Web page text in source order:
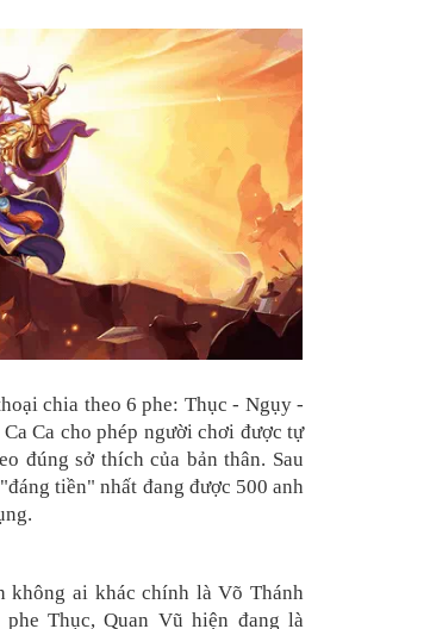
chia theo 6 phe: Thục - Ngụy -
Ca cho phép người chơi được tự
đúng sở thích của bản thân. Sau
tiền" nhất đang được 500 anh
không ai khác chính là Võ Thánh
Thục, Quan Vũ hiện đang là